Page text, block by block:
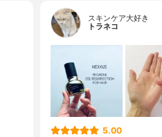
スキンケア大好き
トラネコ
5.00